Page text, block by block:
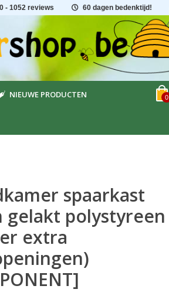
- 1052 reviews 60 dagen bedenktijd!
0
NIEUWE PRODUCTEN
spaarkast
gelakt polystyreen
extra